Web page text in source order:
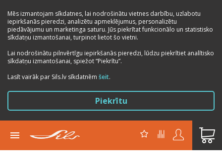
Mēs izmantojam sīkdatnes, lai nodrošinātu vietnes darbību, uzlabotu
iepirkšanās pieredzi, analizētu apmeklējumus, personalizētu
piedāvājumu un marketinga saturu. Jūs piekrītat funkcionālo un statistisko
sīkdatņu izmantošanai, turpinot lietot šo vietni.
Lai nodrošinātu pilnvērtīgu iepirkšanās pieredzi, lūdzu piekrītiet analītisko
sīkdatņu izmantošanai, spiežot “Piekrītu”.
Lasīt vairāk par Sils.lv sīkdatnēm šeit.
Piekrītu
Previous